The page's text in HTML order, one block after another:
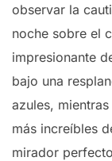
observar la
noche sobre el
impresionante
bajo una
azules,
más increíbles
mirador